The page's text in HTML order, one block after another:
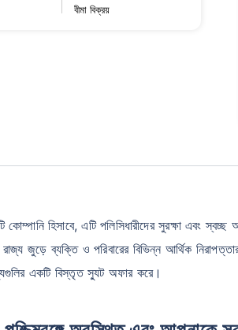
বীমা বিক্রয়
কোম্পানি হিসাবে, এটি পলিসিধারীদের সুরক্ষা এবং স্বচ্ছ
জুড়ে ব্যক্তি ও পরিবারের বিভিন্ন আর্থিক
একটি বিস্তৃত স্যুট অফার করে।